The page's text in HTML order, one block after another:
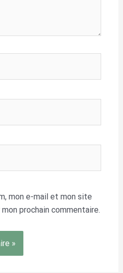
mon e-mail et mon site
prochain commentaire.